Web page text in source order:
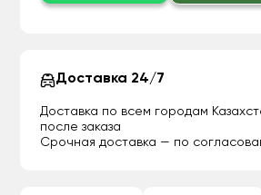
Доставка 24/7
Доставка по всем городам
после заказа
Срочная доставка — по